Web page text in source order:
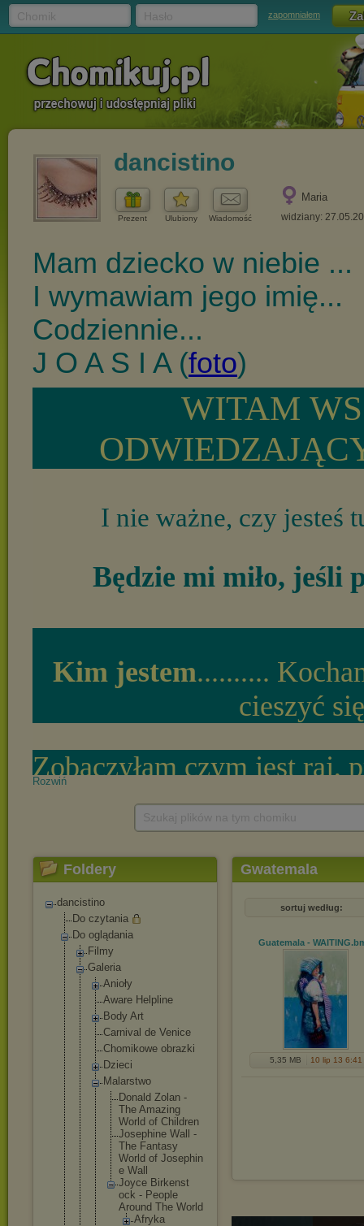
zapomniałem
dancistino
Prezent Ulubiony Wiadomość
Maria
widziany:
Rozwiń
Foldery
dancistino
Do czytania
Do oglądania
Filmy
Galeria
Anioły
Aware Helpline
Body Art
Carnival de Venice
Chomikowe obrazki
Dzieci
Malarstwo
Donald Zolan -
The Amazing
World of Children
Josephine Wall -
The Fantasy
World of Josephin
e Wall
Joyce Birkenst
ock - People
Around The World
Afryka
Gwatemala
sortuj według:
Guatemala - WAITING
5,35 MB 10 lip 13 6:41